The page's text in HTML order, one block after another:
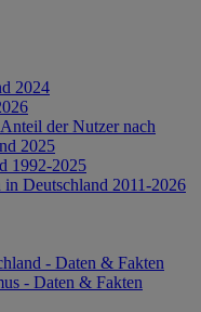
2024
der Nutzer nach
2025
1992-2025
Deutschland 2011-2026
- Daten & Fakten
- Daten & Fakten